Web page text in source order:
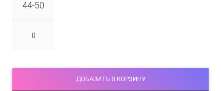
44-50
ДОБАВИТЬ В КОРЗИНУ